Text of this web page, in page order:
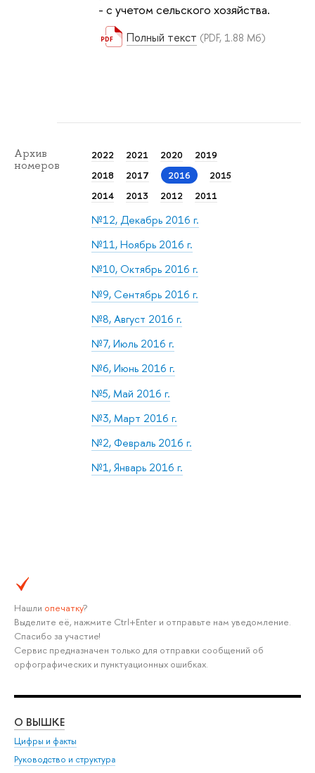
- с учетом сельского хозяйства.
Полный текст (PDF, 1.88 Мб)
Архив
номеров
2022 2021 2020
2019
2018
2017 2016
2015
2014
2013 2012 2011
№12, Декабрь 2016 г.
№11, Ноябрь 2016 г.
№10, Октябрь 2016 г.
№9, Сентябрь 2016 г.
№8, Август 2016 г.
№7, Июль 2016 г.
№6, Июнь 2016 г.
№5, Май 2016 г.
№3, Март 2016 г.
№2, Февраль 2016 г.
№1, Январь 2016 г.
Нашли опечатку?
Выделите её, нажмите Ctrl+Enter и отправьте нам уведомление.
Спасибо за участие!
Сервис предназначен только для отправки сообщений об
орфографических и пунктуационных ошибках.
О ВЫШКЕ
Цифры и факты
Руководство и структура